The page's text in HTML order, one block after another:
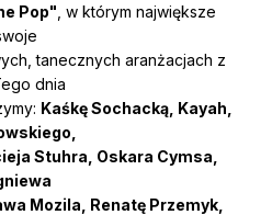
Pop" , w którym największe
tanecznych aranżacjach z
dnia
Kaśkę Sochacką, Kayah,
Stuhra, Oskara Cymsa,
Mozila, Renatę Przemyk,